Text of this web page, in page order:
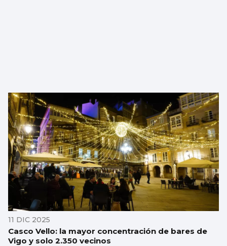
11 DIC 2025
Casco Vello: la mayor concentración de bares de
Vigo y solo 2.350 vecinos